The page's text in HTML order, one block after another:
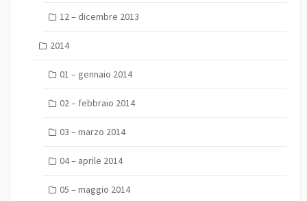
12 – dicembre 2013
2014
01 – gennaio 2014
02 – febbraio 2014
03 – marzo 2014
04 – aprile 2014
05 – maggio 2014